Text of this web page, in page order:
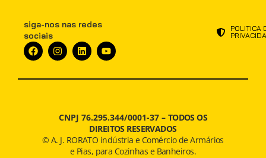
siga-nos nas redes
sociais
POLITICA
CNPJ 76.295.344/0001-37 – TODOS OS
DIREITOS RESERVADOS
© A. J. RORATO indústria e Comércio de Armários
e Pias, para Cozinhas e Banheiros.